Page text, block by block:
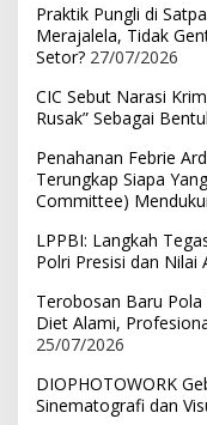
Praktik Pungli di
Merajalela, Tidak
Setor? 27/07/2026
CIC Sebut Narasi
Rusak” Sebagai
Penahanan Febrie
Terungkap Siapa
Committee)
LPPBI: Langkah
Polri Presisi dan Nilai
Terobosan Baru Pola
Diet Alami,
25/07/2026
DIOPHOTOWORK
Sinematografi dan